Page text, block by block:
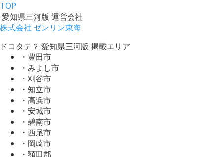
TOP
愛知県三河版 運営会社
株式会社 ゼンリン東海
ドコタテ？ 愛知県三河版 掲載エリア
・豊田市
・みよし市
・刈谷市
・知立市
・高浜市
・安城市
・碧南市
・西尾市
・岡崎市
・額田郡